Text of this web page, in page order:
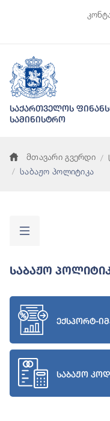
საქართველოს
სამინისტრო
მთავარი გვერდი
საბაჟო პოლიტიკა
Საბაჟო
ექსპორტ-
საბაჟო